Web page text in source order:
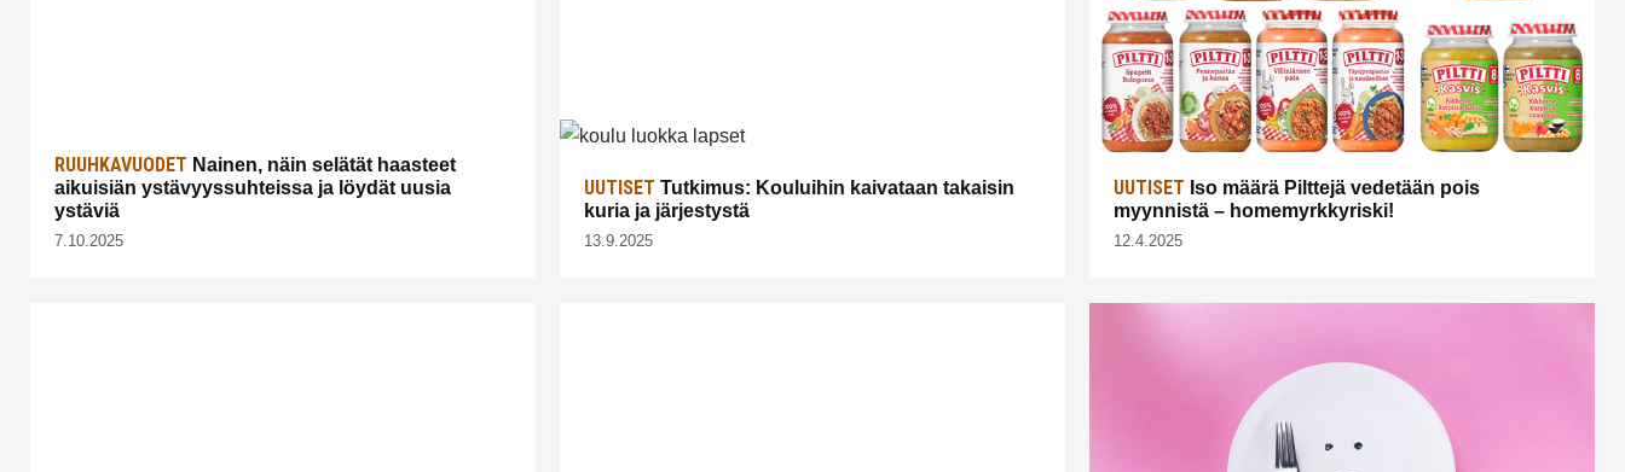
RUUHKAVUODET Nainen, näin selätät haasteet
aikuisiän ystävyyssuhteissa ja löydät uusia
ystäviä
7.10.2025
UUTISET Tutkimus: Kouluihin kaivataan takaisin
kuria ja järjestystä
13.9.2025
UUTISET Iso määrä Pilttejä vedetään pois
myynnistä – homemyrkkyriski!
12.4.2025